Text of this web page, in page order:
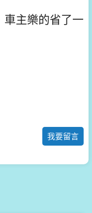
主樂的省了一
我要留言